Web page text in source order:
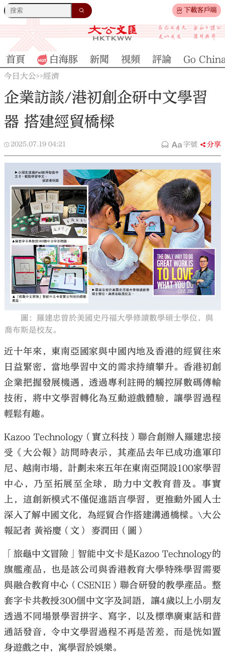
下載客戶端
大公文匯
首頁 白海豚 新聞 視頻 評論 Go
今日大公>>經濟
企業訪談/港初創企研中文學習
器 搭建經貿橋樑
2025.07.19 04:21 字號 分享
圖：羅建忠曾於美國史丹福大學修讀數學碩士學位，與
喬布斯是校友。
近十年來，東南亞國家與中國內地及香港的經貿往來
日益緊密，當地學習中文的需求持續攀升。香港初創
企業把握發展機遇，透過專利註冊的觸控屏數碼傳輸
技術，將中文學習轉化為互動遊戲體驗，讓學習過程
輕鬆有趣。
Kazoo Technology（實立科技）聯合創辦人羅建忠接
受《大公報》訪問時表示，其產品去年已成功進軍印
尼、越南市場，計劃未來五年在東南亞開設100家學習
中心，乃至拓展至全球，助力中文教育普及。事實
上，這創新模式不僅促進語言學習，更推動外國人士
深入了解中國文化，為經貿合作搭建溝通橋樑。\大公
報記者 黃裕慶（文） 麥潤田（圖）
「旅龜中文冒險」智能中文卡是Kazoo Technology的
旗艦產品，也是該公司與香港教育大學特殊學習需要
與融合教育中心（CSENIE）聯合研發的教學產品。整
套字卡共教授300個中文字及詞語，讓4歲以上小朋友
透過不同場景學習拼字、寫字，以及標準廣東話和普
通話發音，令中文學習過程不再是苦差，而是恍如置
身遊戲之中，寓學習於娛樂。